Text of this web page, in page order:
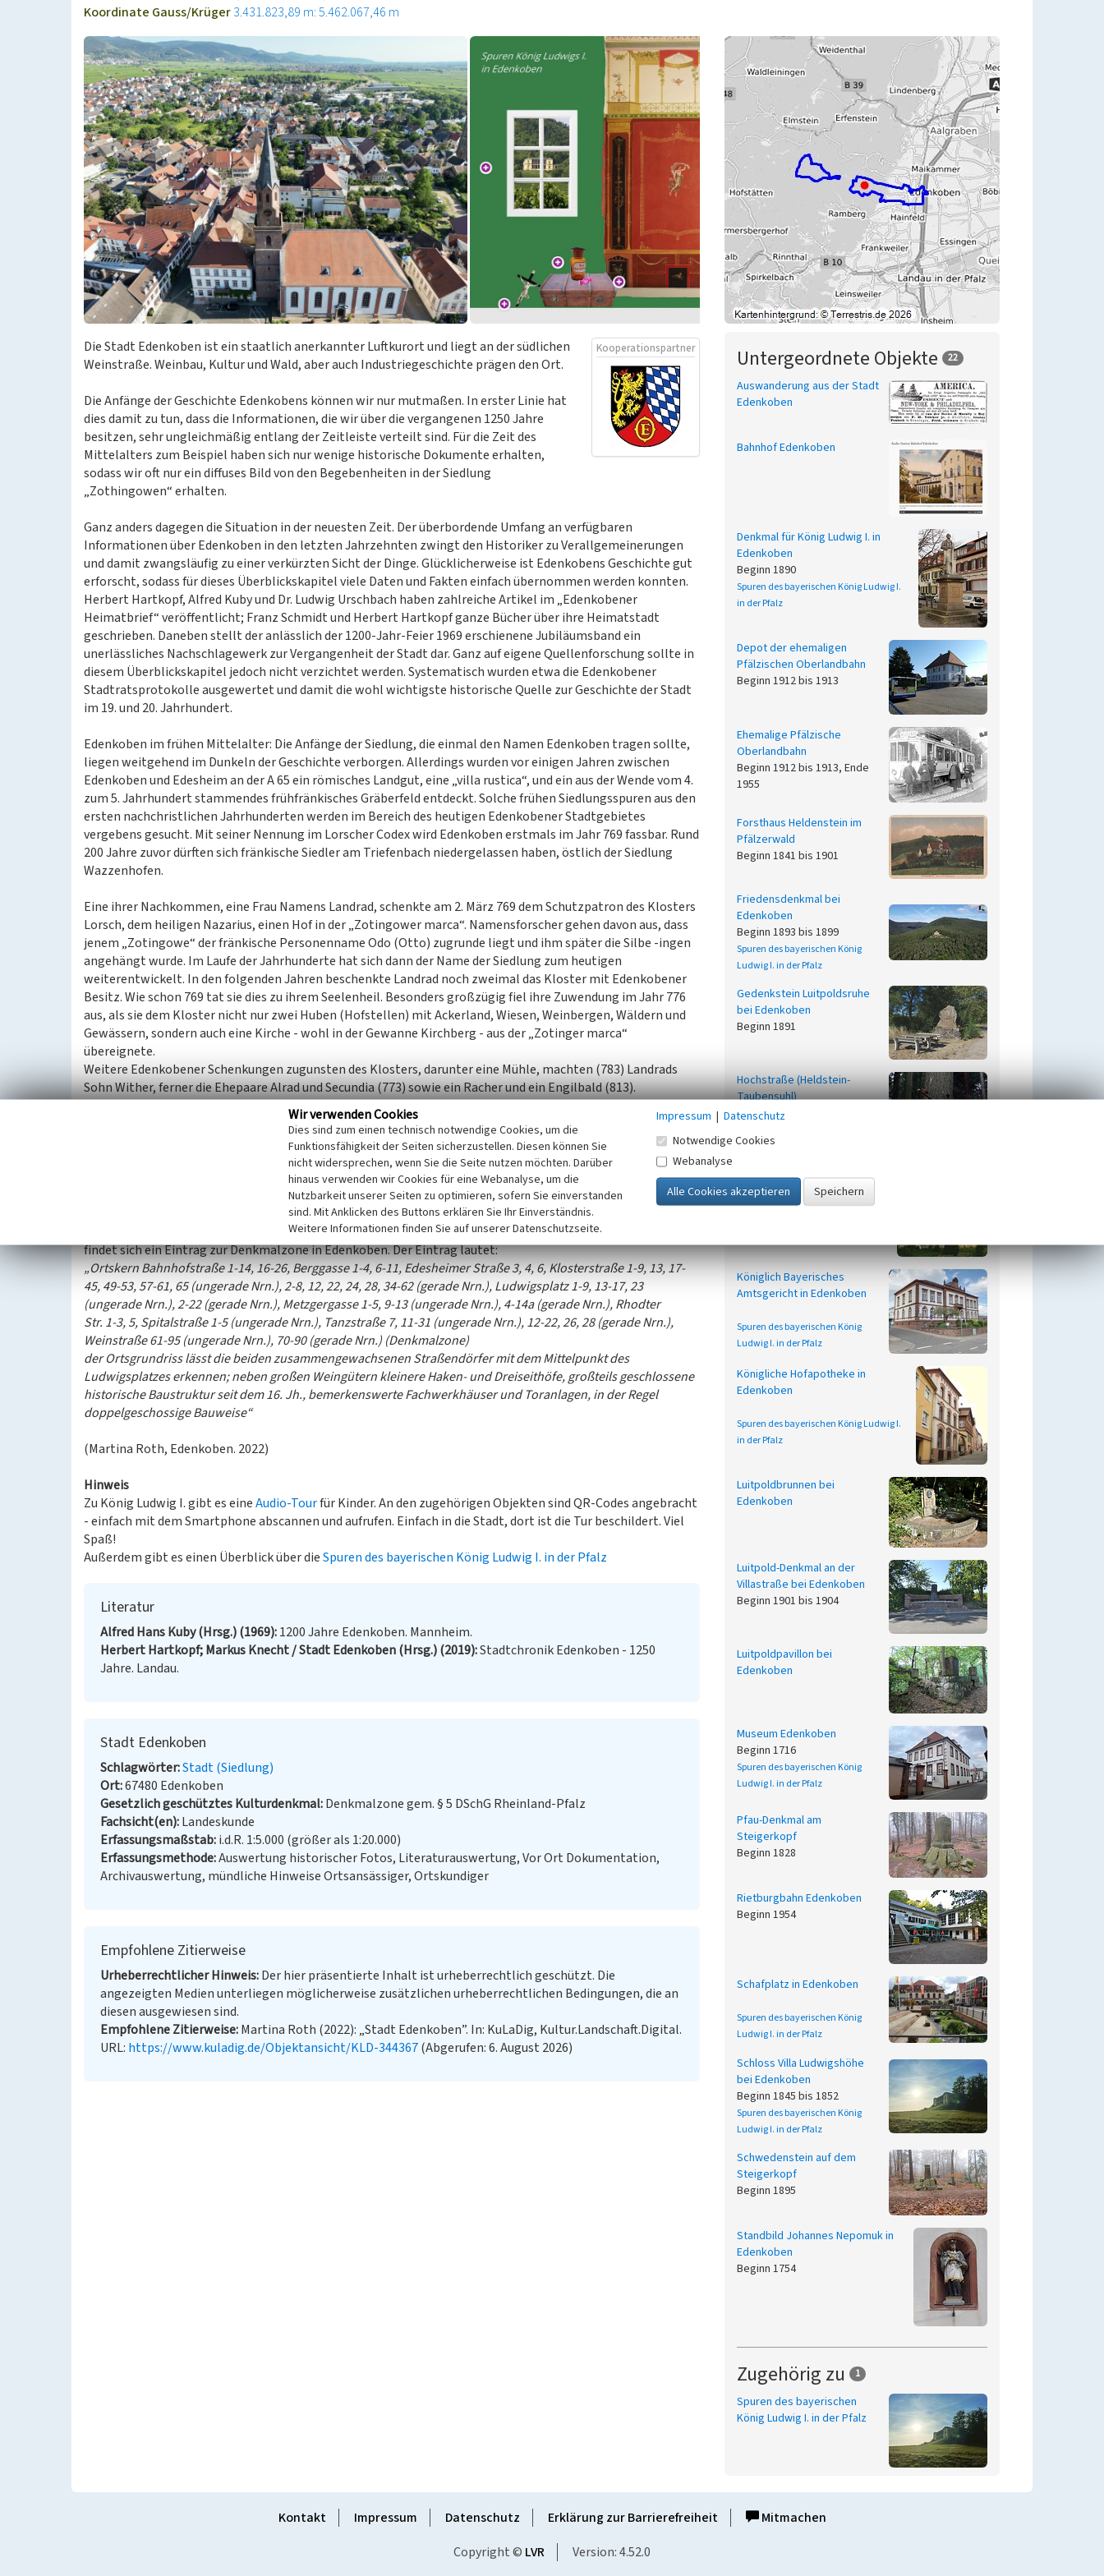
Koordinate Gauss/Krüger3.431.823,89 m: 5.462.067,46 m
Kooperationspartner
Die Stadt Edenkoben ist ein staatlich anerkannter Luftkurort und liegt an der südlichen
Weinstraße. Weinbau, Kultur und Wald, aber auch Industriegeschichte prägen den Ort.
Die Anfänge der Geschichte Edenkobens können wir nur mutmaßen. In erster Linie hat
dies damit zu tun, dass die Informationen, die wir über die vergangenen 1250 Jahre
besitzen, sehr ungleichmäßig entlang der Zeitleiste verteilt sind. Für die Zeit des
Mittelalters zum Beispiel haben sich nur wenige historische Dokumente erhalten,
sodass wir oft nur ein diffuses Bild von den Begebenheiten in der Siedlung
„Zothingowen“ erhalten.
Ganz anders dagegen die Situation in der neuesten Zeit. Der überbordende Umfang an verfügbaren
Informationen über Edenkoben in den letzten Jahrzehnten zwingt den Historiker zu Verallgemeinerungen
und damit zwangsläufig zu einer verkürzten Sicht der Dinge. Glücklicherweise ist Edenkobens Geschichte gut
erforscht, sodass für dieses Überblickskapitel viele Daten und Fakten einfach übernommen werden konnten.
Herbert Hartkopf, Alfred Kuby und Dr. Ludwig Urschbach haben zahlreiche Artikel im „Edenkobener
Heimatbrief“ veröffentlicht; Franz Schmidt und Herbert Hartkopf ganze Bücher über ihre Heimatstadt
geschrieben. Daneben stellt der anlässlich der 1200-Jahr-Feier 1969 erschienene Jubiläumsband ein
unerlässliches Nachschlagewerk zur Vergangenheit der Stadt dar. Ganz auf eigene Quellenforschung sollte in
diesem Überblickskapitel jedoch nicht verzichtet werden. Systematisch wurden etwa die Edenkobener
Stadtratsprotokolle ausgewertet und damit die wohl wichtigste historische Quelle zur Geschichte der Stadt
im 19. und 20. Jahrhundert.
Edenkoben im frühen Mittelalter: Die Anfänge der Siedlung, die einmal den Namen Edenkoben tragen sollte,
liegen weitgehend im Dunkeln der Geschichte verborgen. Allerdings wurden vor einigen Jahren zwischen
Edenkoben und Edesheim an der A 65 ein römisches Landgut, eine „villa rustica“, und ein aus der Wende vom 4.
zum 5. Jahrhundert stammendes frühfränkisches Gräberfeld entdeckt. Solche frühen Siedlungsspuren aus den
ersten nachchristlichen Jahrhunderten werden im Bereich des heutigen Edenkobener Stadtgebietes
vergebens gesucht. Mit seiner Nennung im Lorscher Codex wird Edenkoben erstmals im Jahr 769 fassbar. Rund
200 Jahre zuvor dürften sich fränkische Siedler am Triefenbach niedergelassen haben, östlich der Siedlung
Wazzenhofen.
Eine ihrer Nachkommen, eine Frau Namens Landrad, schenkte am 2. März 769 dem Schutzpatron des Klosters
Lorsch, dem heiligen Nazarius, einen Hof in der „Zotingower marca“. Namensforscher gehen davon aus, dass
jenem „Zotingowe“ der fränkische Personenname Odo (Otto) zugrunde liegt und ihm später die Silbe -ingen
angehängt wurde. Im Laufe der Jahrhunderte hat sich dann der Name der Siedlung zum heutigen
weiterentwickelt. In den folgenden Jahren beschenkte Landrad noch zweimal das Kloster mit Edenkobener
Besitz. Wie schon 769 tat sie dies zu ihrem Seelenheil. Besonders großzügig fiel ihre Zuwendung im Jahr 776
aus, als sie dem Kloster nicht nur zwei Huben (Hofstellen) mit Ackerland, Wiesen, Weinbergen, Wäldern und
Gewässern, sondern auch eine Kirche - wohl in der Gewanne Kirchberg - aus der „Zotinger marca“
übereignete.
Weitere Edenkobener Schenkungen zugunsten des Klosters, darunter eine Mühle, machten (783) Landrads
Sohn Wither, ferner die Ehepaare Alrad und Secundia (773) sowie ein Racher und ein Engilbald (813).
Neben dem Kloster Lorsch war das Kloster Weißenburg im frühmittelalterlichen Edenkoben begütert. Laut
einem Eintrag im sogenannten „Liber Edelini“, einem um 1280 in Weißenburg erstellten Besitzverzeichnis,
besaß das Benediktinerkloster im 9. Jahrhundert in „Octinghoven“ einen Hof, 26 Tagewerk Ackerland sowie
Weinberge. Wie die Lorscher Klostergüter, dürften auch diese Ländereien damals von Hörigen bewirtschaftet
In Nachrichtlichen Verzeichnis der Kulturdenkmäler des Kreises Südliche Weinstraße (Stand Dezember 2023)
findet sich ein Eintrag zur Denkmalzone in Edenkoben. Der Eintrag lautet:
„Ortskern Bahnhofstraße 1-14, 16-26, Berggasse 1-4, 6-11, Edesheimer Straße 3, 4, 6, Klosterstraße 1-9, 13, 17-
45, 49-53, 57-61, 65 (ungerade Nrn.), 2-8, 12, 22, 24, 28, 34-62 (gerade Nrn.), Ludwigsplatz 1-9, 13-17, 23
(ungerade Nrn.), 2-22 (gerade Nrn.), Metzgergasse 1-5, 9-13 (ungerade Nrn.), 4-14a (gerade Nrn.), Rhodter
Str. 1-3, 5, Spitalstraße 1-5 (ungerade Nrn.), Tanzstraße 7, 11-31 (ungerade Nrn.), 12-22, 26, 28 (gerade Nrn.),
Weinstraße 61-95 (ungerade Nrn.), 70-90 (gerade Nrn.) (Denkmalzone)
der Ortsgrundriss lässt die beiden zusammengewachsenen Straßendörfer mit dem Mittelpunkt des
Ludwigsplatzes erkennen; neben großen Weingütern kleinere Haken- und Dreiseithöfe, großteils geschlossene
historische Baustruktur seit dem 16. Jh., bemerkenswerte Fachwerkhäuser und Toranlagen, in der Regel
doppelgeschossige Bauweise“
(Martina Roth, Edenkoben. 2022)
Hinweis
Zu König Ludwig I. gibt es eineAudio-Tourfür Kinder. An den zugehörigen Objekten sind QR-Codes angebracht
- einfach mit dem Smartphone abscannen und aufrufen. Einfach in die Stadt, dort ist die Tur beschildert. Viel
Spaß!
Außerdem gibt es einen Überblick über dieSpuren des bayerischen König Ludwig I. in der Pfalz
Literatur
Alfred Hans Kuby (Hrsg.) (1969) 1200 Jahre Edenkoben. Mannheim.
Herbert Hartkopf; Markus Knecht / Stadt Edenkoben (Hrsg.) (2019) Stadtchronik Edenkoben - 1250
Jahre. Landau.
Stadt Edenkoben
Schlagwörter Stadt (Siedlung)
Ort 67480 Edenkoben
Gesetzlich geschütztes Kulturdenkmal Denkmalzone gem. § 5 DSchG Rheinland-Pfalz
Fachsicht(en) Landeskunde
Erfassungsmaßstab i.d.R. 1:5.000 (größer als 1:20.000)
Erfassungsmethode Auswertung historischer Fotos, Literaturauswertung, Vor Ort Dokumentation,
Archivauswertung, mündliche Hinweise Ortsansässiger, Ortskundiger
Empfohlene Zitierweise
Urheberrechtlicher Hinweis Der hier präsentierte Inhalt ist urheberrechtlich geschützt. Die
angezeigten Medien unterliegen möglicherweise zusätzlichen urheberrechtlichen Bedingungen, die an
diesen ausgewiesen sind.
Empfohlene Zitierweise Martina Roth (2022): „Stadt Edenkoben”. In: KuLaDig, Kultur.Landschaft.Digital.
URL: https://www.kuladig.de/Objektansicht/KLD-344367(Abgerufen: 6. August 2026)
Untergeordnete Objekte 22
Auswanderung aus der Stadt
Edenkoben
Bahnhof Edenkoben
Denkmal für König Ludwig I. in
Edenkoben
Beginn 1890
Spuren des bayerischen König Ludwig I.
in der Pfalz
Depot der ehemaligen
Pfälzischen Oberlandbahn
Beginn 1912 bis 1913
Ehemalige Pfälzische
Oberlandbahn
Beginn 1912 bis 1913, Ende
1955
Forsthaus Heldenstein im
Pfälzerwald
Beginn 1841 bis 1901
Friedensdenkmal bei
Edenkoben
Beginn 1893 bis 1899
Spuren des bayerischen König
Ludwig I. in der Pfalz
Gedenkstein Luitpoldsruhe
bei Edenkoben
Beginn 1891
Hochstraße (Heldstein-
Taubensuhl)
in Edenkoben
Beginn 1887 bis 1890
Königlich Bayerisches
Amtsgericht in Edenkoben
Spuren des bayerischen König
Ludwig I. in der Pfalz
Königliche Hofapotheke in
Edenkoben
Spuren des bayerischen König Ludwig I.
in der Pfalz
Luitpoldbrunnen bei
Edenkoben
Luitpold-Denkmal an der
Villastraße bei Edenkoben
Beginn 1901 bis 1904
Luitpoldpavillon bei
Edenkoben
Museum Edenkoben
Beginn 1716
Spuren des bayerischen König
Ludwig I. in der Pfalz
Pfau-Denkmal am
Steigerkopf
Beginn 1828
Rietburgbahn Edenkoben
Beginn 1954
Schafplatz in Edenkoben
Spuren des bayerischen König
Ludwig I. in der Pfalz
Schloss Villa Ludwigshöhe
bei Edenkoben
Beginn 1845 bis 1852
Spuren des bayerischen König
Ludwig I. in der Pfalz
Schwedenstein auf dem
Steigerkopf
Beginn 1895
Standbild Johannes Nepomuk in
Edenkoben
Beginn 1754
Zugehörig zu 1
Spuren des bayerischen
König Ludwig I. in der Pfalz
Kontakt Impressum Datenschutz Erklärung zur Barrierefreiheit
Mitmachen
Copyright © LVR Version: 4.52.0
Wir verwenden Cookies
Dies sind zum einen technisch notwendige Cookies, um die
Funktionsfähigkeit der Seiten sicherzustellen. Diesen können Sie
nicht widersprechen, wenn Sie die Seite nutzen möchten. Darüber
hinaus verwenden wir Cookies für eine Webanalyse, um die
Nutzbarkeit unserer Seiten zu optimieren, sofern Sie einverstanden
sind. Mit Anklicken des Buttons erklären Sie Ihr Einverständnis.
Weitere Informationen finden Sie auf unserer Datenschutzseite.
Impressum | Datenschutz
Notwendige Cookies
Webanalyse